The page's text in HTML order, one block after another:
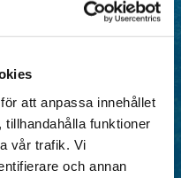
att anpassa innehållet
funktioner
vår trafik. Vi
och annan
parkeringstillstånd i
för både